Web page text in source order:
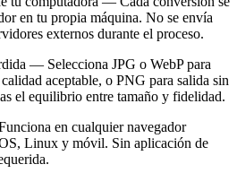
en tu propia máquina. No se envía
externos durante el proceso.
— Selecciona JPG o WebP para
aceptable, o PNG para salida sin
el equilibrio entre tamaño y fidelidad.
en cualquier navegador
Linux y móvil. Sin aplicación de